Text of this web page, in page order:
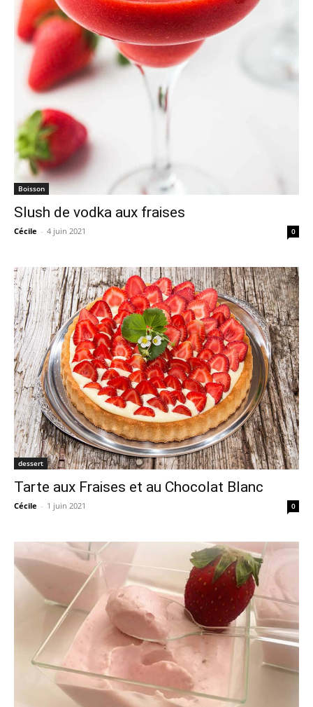
Boisson
Slush de vodka aux fraises
Cécile - 4 juin 2021 0
dessert
Tarte aux Fraises et au Chocolat Blanc
Cécile - 1 juin 2021 0